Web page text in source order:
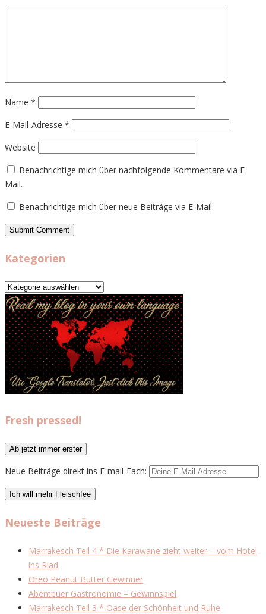
Name *
E-Mail-Adresse *
Website
Benachrichtige mich über nachfolgende Kommentare via E-
Mail.
Benachrichtige mich über neue Beiträge via E-Mail.
Kategorien
Kategorien
Fresh pressed!
Neue Beiträge direkt ins E-mail-Fach:
Neueste Beiträge
Marrakesch Teil 4 * Die Karawane zieht weiter – vom Hotel
ins Riad
Oreo Peanut Butter Gewinner
Abenteuer Gastronomie – Gewinnspiel
Marrakesch Teil 3 * Oase der Schönheit und Ruhe